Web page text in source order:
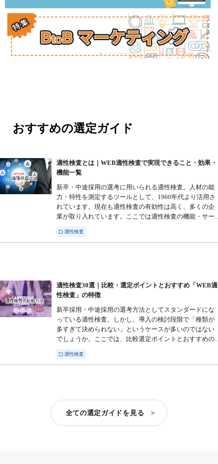
おすすめの選定ガイド
適性検査とは｜WEB適性検査で実現できること・効果・
機能一覧
新卒・中途採用の選考に用いられる適性検査。人材の能
力・特性を測定するツールとして、1960年代より活用さ
れています。現在も適性検査の有効性は高く、多くの企
業が取り入れています。ここでは適性検査の機能・サー
適性検査
適性検査30選｜比較・選定ポイントとおすすめ「WEB適
性検査」の特徴
新卒採用・中途採用の選考方法としてスタンダードにな
っている適性検査。しかし、導入の検討段階で「種類が
多すぎて決められない」というケースが多いのではない
でしょうか。ここでは、比較選定ポイントとおすすめの
適性検査
全ての選定ガイドを見る >